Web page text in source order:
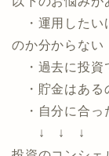
資産づくり、
「投資のコン
ギフト最大
以下のお悩み
・運用したい